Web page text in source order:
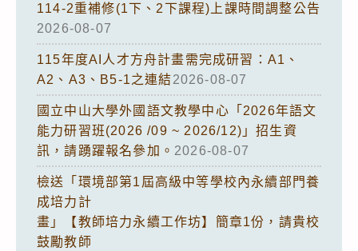
114-2重補修(1下、2下課程)上課時間調整公告
2026-08-07
115年度AI人才方舟計畫需完成研習：A1、
A2、A3、B5-1之連結2026-08-07
國立中山大學外國語文教學中心「2026年語文
能力研習班(2026 /09 ~ 2026/12)」招生資
訊，請踴躍報名參加。 2026-08-07
檢送「環境部第1屆高級中等學校內永續部門養
成培力計
畫」【教師培力永續工作坊】簡章1份，請貴校
鼓勵教師